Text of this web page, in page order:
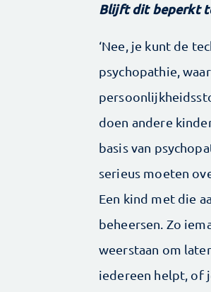
Blijft dit beperkt
‘Nee, je kunt de
psychopathie,
doen andere
basis van
serieus moeten
Een kind met die
beheersen. Zo
weerstaan om
iedereen helpt, of